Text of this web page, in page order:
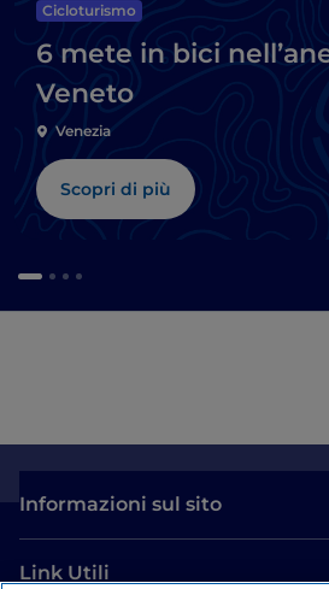
Cicloturismo
6 mete in bici
Veneto
Venezia
Scopri di più
Informazioni sul sito
Link Utili